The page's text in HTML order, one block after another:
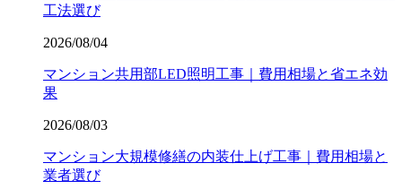
工法選び
2026/08/04
マンション共用部LED照明工事｜費用相場と省エネ効
果
2026/08/03
マンション大規模修繕の内装仕上げ工事｜費用相場と
業者選び